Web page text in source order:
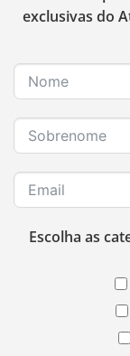
exclusivas do
Escolha as